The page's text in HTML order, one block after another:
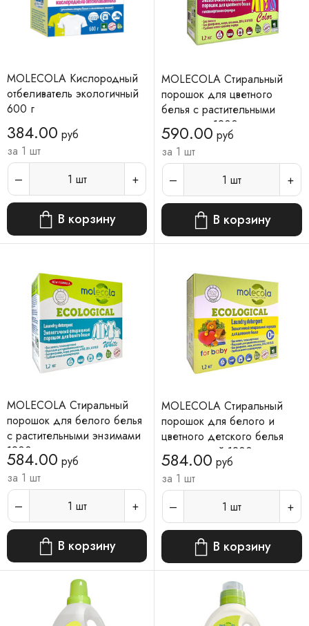
MOLECOLA Кислородный
отбеливатель экологичный
600 г
384.00 руб
за 1 шт
1 шт
В корзину
MOLECOLA Стиральный
порошок для цветного
белья с растительными
энзимами 1200 г
590.00 руб
за 1 шт
1 шт
В корзину
MOLECOLA Стиральный
порошок для белого белья
с растительными энзимами
1200 г
584.00 руб
за 1 шт
1 шт
В корзину
MOLECOLA Стиральный
порошок для белого и
цветного детского белья
экологичный 1200 г
584.00 руб
за 1 шт
1 шт
В корзину